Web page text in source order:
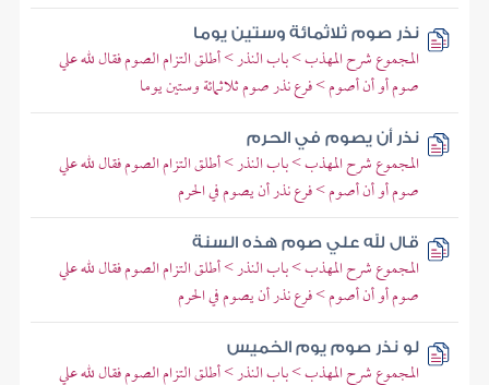
نذر صوم ثلاثمائة وستين يوما
المجموع شرح المهذب > باب النذر > أطلق التزام الصوم فقال لله علي
صوم أو أن أصوم > فرع نذر صوم ثلاثمائة وستين يوما
نذر أن يصوم في الحرم
المجموع شرح المهذب > باب النذر > أطلق التزام الصوم فقال لله علي
صوم أو أن أصوم > فرع نذر أن يصوم في الحرم
قال لله علي صوم هذه السنة
المجموع شرح المهذب > باب النذر > أطلق التزام الصوم فقال لله علي
صوم أو أن أصوم > فرع نذر أن يصوم في الحرم
لو نذر صوم يوم الخميس
المجموع شرح المهذب > باب النذر > أطلق التزام الصوم فقال لله علي